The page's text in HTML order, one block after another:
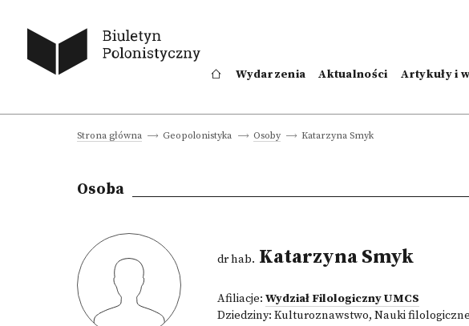
Wydarzenia Aktualności Artykuły i
Strona główna Geopolonistyka Osoby Katarzyna Smyk
Osoba
dr hab. Katarzyna Smyk
Afiliacje: Wydział Filologiczny UMCS
Dziedziny: Kulturoznawstwo, Nauki filologiczne